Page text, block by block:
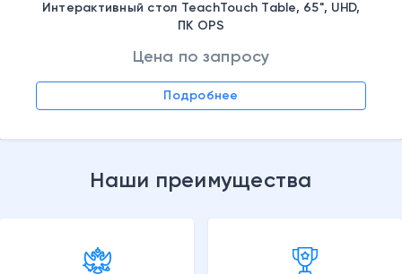
Интерактивный стол TeachTouch Table, 65", UHD,
ПК OPS
Цена по запросу
Подробнее
Наши преимущества